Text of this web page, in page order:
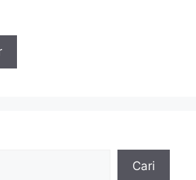
Cari